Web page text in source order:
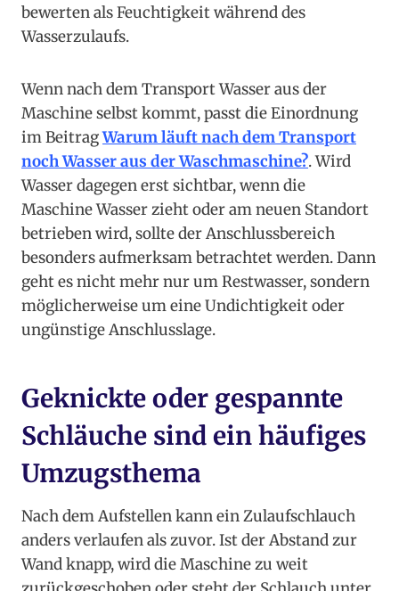
bewerten als Feuchtigkeit während des
Wasserzulaufs.
Wenn nach dem Transport Wasser aus der
Maschine selbst kommt, passt die Einordnung
im BeitragWarum läuft nach dem Transport
noch Wasser aus der Waschmaschine?. Wird
Wasser dagegen erst sichtbar, wenn die
Maschine Wasser zieht oder am neuen Standort
betrieben wird, sollte der Anschlussbereich
besonders aufmerksam betrachtet werden. Dann
geht es nicht mehr nur um Restwasser, sondern
möglicherweise um eine Undichtigkeit oder
ungünstige Anschlusslage.
Geknickte oder gespannte
Schläuche sind ein häufiges
Umzugsthema
Nach dem Aufstellen kann ein Zulaufschlauch
anders verlaufen als zuvor. Ist der Abstand zur
Wand knapp, wird die Maschine zu weit